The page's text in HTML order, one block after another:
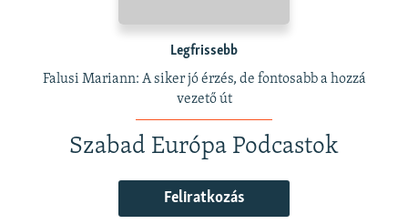
Legfrissebb
Falusi Mariann: A siker jó érzés, de fontosabb a hozzá
vezető út
Szabad Európa Podcastok
Feliratkozás